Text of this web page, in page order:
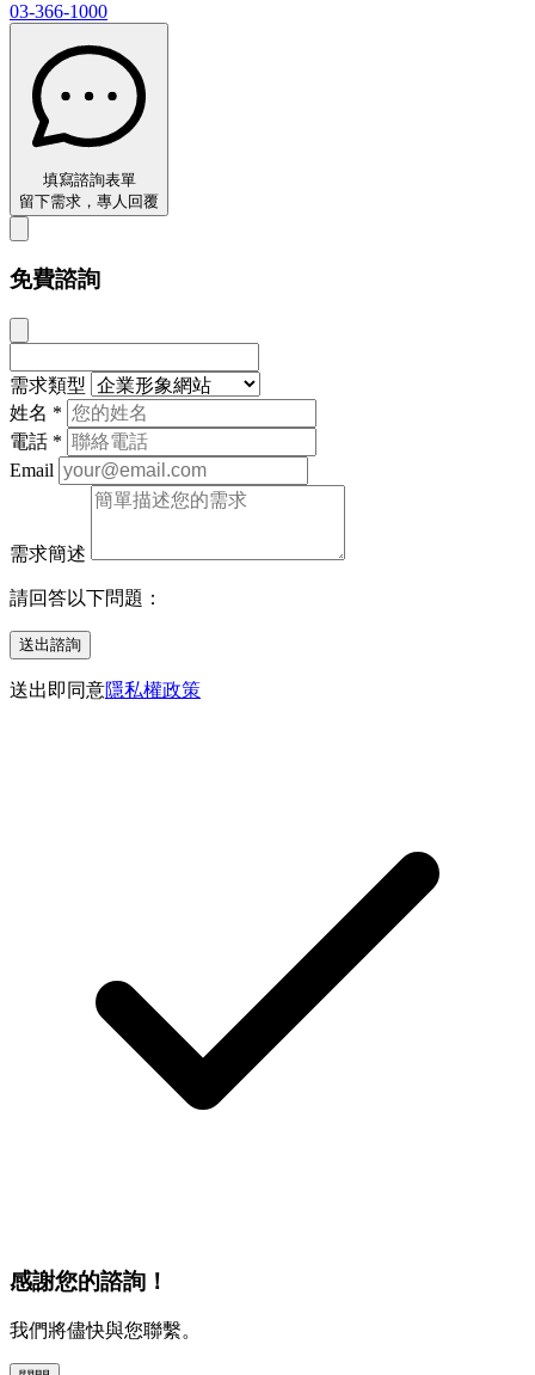
03-366-1000
填寫諮詢表單
留下需求，專人回覆
免費諮詢
需求類型
姓名 *
電話 *
Email
需求簡述
請回答以下問題：
送出諮詢
送出即同意隱私權政策
感謝您的諮詢！
我們將儘快與您聯繫。